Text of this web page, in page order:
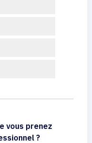
vous prenez
?